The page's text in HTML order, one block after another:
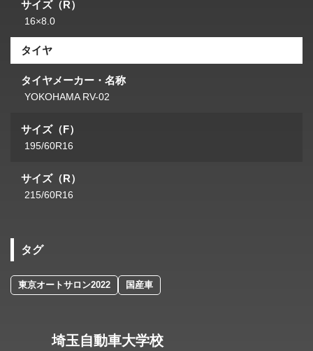
サイズ（R）
16×8.0
タイヤ
タイヤメーカー・名称
YOKOHAMA RV-02
サイズ（F）
195/60R16
サイズ（R）
215/60R16
タグ
東京オートサロン2022 国産車
埼玉自動車大学校